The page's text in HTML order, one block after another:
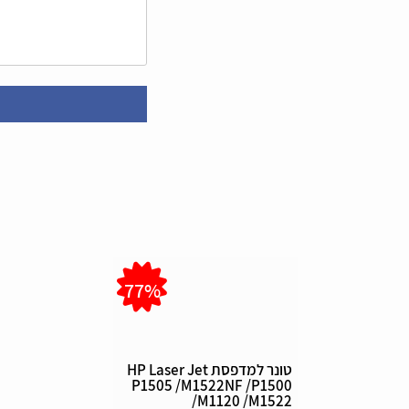
77%
טונר למדפסת HP Laser Jet
P1505 /M1522NF /P1500
/M1120 /M1522